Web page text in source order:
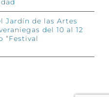
Jardín de las Artes
del 10 al 12
“Festival